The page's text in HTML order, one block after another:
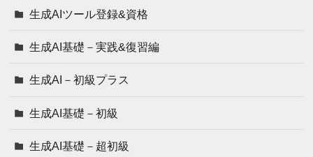
生成AIツール登録&資格
生成AI基礎－実践&復習編
生成AI－初級プラス
生成AI基礎－初級
生成AI基礎－超初級